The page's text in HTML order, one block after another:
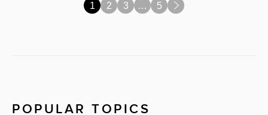
1 2 3 … 5 >
POPULAR TOPICS